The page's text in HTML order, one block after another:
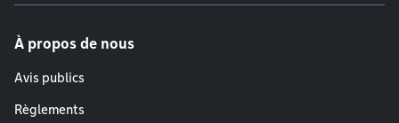
À propos de nous
Avis publics
Règlements